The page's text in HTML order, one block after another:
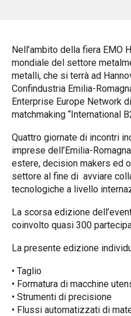
Nell’ambito della fiera EMO
mondiale del settore
metalli, che si terrà ad
Confindustria Emilia-
Enterprise Europe Network
matchmaking “International
Quattro giornate di incontri
imprese dell’Emilia-
estere, decision makers ed
settore al fine di avviare
tecnologiche a livello
La scorsa edizione
coinvolto quasi 300
La presente edizione
• Taglio
• Formatura di macchine
• Strumenti di precisione
• Flussi automatizzati di